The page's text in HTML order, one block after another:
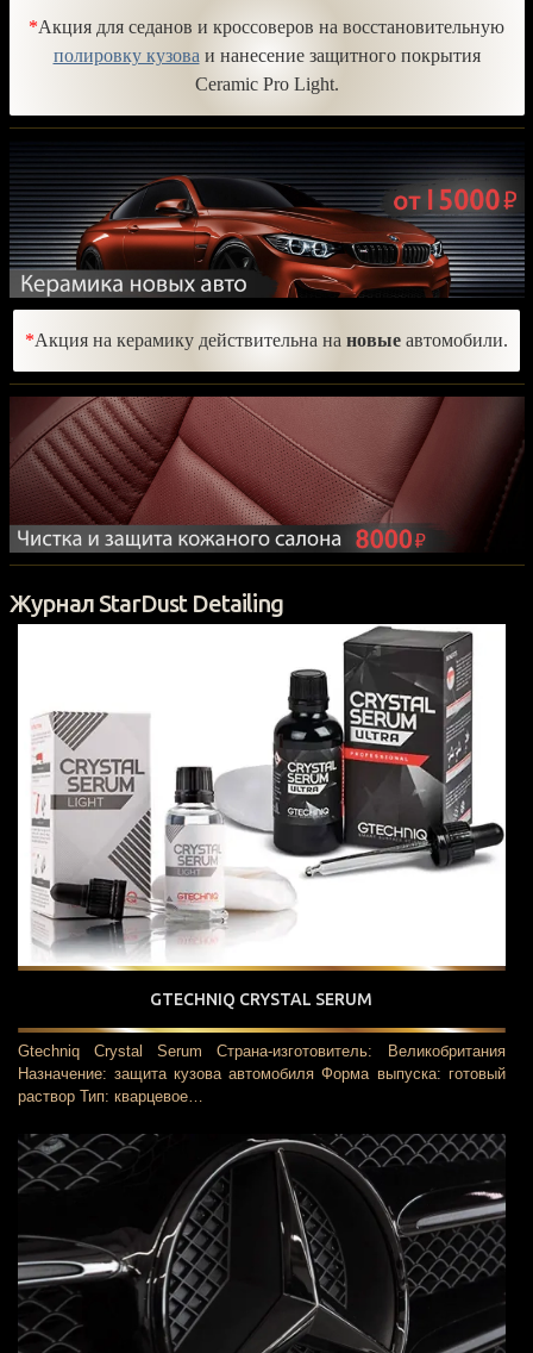
*Акция для седанов и кроссоверов на восстановительную
полировку кузова и нанесение защитного покрытия
Ceramic Pro Light.
*Акция на керамику действительна на новые автомобили.
Журнал StarDust Detailing
GTECHNIQ CRYSTAL SERUM
Gtechniq Crystal Serum Страна-изготовитель: Великобритания
Назначение: защита кузова автомобиля Форма выпуска: готовый
раствор Тип: кварцевое…